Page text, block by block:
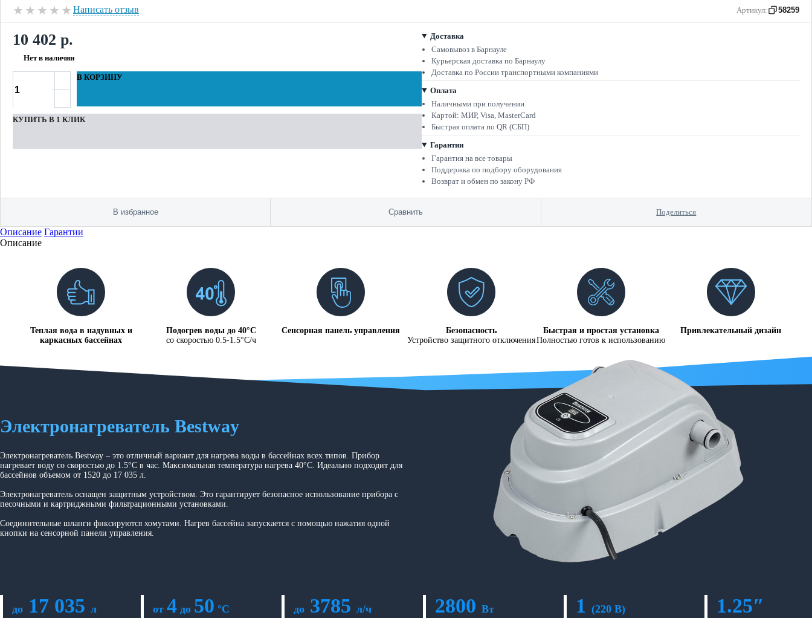
★ ★ ★ ★ ★ Написать отзыв Артикул: 58259
10 402 р.
Нет в наличии
В КОРЗИНУ
КУПИТЬ В 1 КЛИК
Доставка
Самовывоз в Барнауле
Курьерская доставка по Барнаулу
Доставка по России транспортными компаниями
Оплата
Наличными при получении
Картой: МИР, Visa, MasterCard
Быстрая оплата по QR (СБП)
Гарантии
Гарантия на все товары
Поддержка по подбору оборудования
Возврат и обмен по закону РФ
В избранное Сравнить Поделиться
Описание Гарантии
Описание
Теплая вода в надувных и
каркасных бассейнах
Подогрев воды до 40°C
со скоростью 0.5-1.5°C/ч
Сенсорная панель управления
Безопасность
Устройство защитного отключения
Быстрая и простая установка
Полностью готов к использованию
Привлекательный дизайн
Электронагреватель Bestway
Электронагреватель Bestway – это отличный вариант для нагрева воды в бассейнах всех типов. Прибор
нагревает воду со скоростью до 1.5°C в час. Максимальная температура нагрева 40°C. Идеально подходит для
бассейнов объемом от 1520 до 17 035 л.
Электронагреватель оснащен защитным устройством. Это гарантирует безопасное использование прибора с
песочными и картриджными фильтрационными установками.
Соединительные шланги фиксируются хомутами. Нагрев бассейна запускается с помощью нажатия одной
кнопки на сенсорной панели управления.
до 17 035 л от4 до 50 °C до 3785л/ч 2800 Вт 1 (220 В) 1.25″